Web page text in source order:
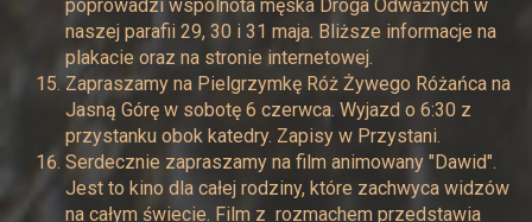
poprowadzi wspólnota męska Droga Odważnych w
naszej parafii 29, 30 i 31 maja. Bliższe informacje na
plakacie oraz na stronie internetowej.
Zapraszamy na Pielgrzymkę Róż Żywego Różańca na
Jasną Górę w sobotę 6 czerwca. Wyjazd o 6:30 z
przystanku obok katedry. Zapisy w Przystani.
Serdecznie zapraszamy na film animowany "Dawid".
Jest to kino dla całej rodziny, które zachwyca widzów
na całym świecie. Film z rozmachem przedstawia